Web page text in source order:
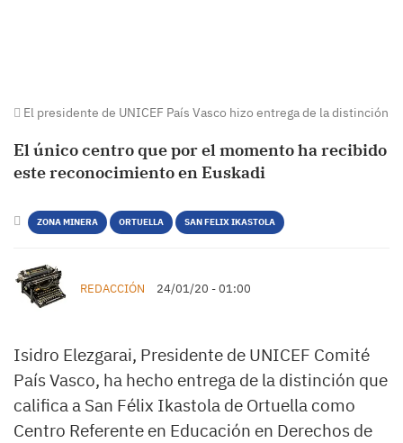
El presidente de UNICEF País Vasco hizo entrega de la distinción
El único centro que por el momento ha recibido
este reconocimiento en Euskadi
ZONA MINERA ORTUELLA SAN FELIX IKASTOLA
REDACCIÓN 24/01/20 - 01:00
Isidro Elezgarai, Presidente de UNICEF Comité
País Vasco, ha hecho entrega de la distinción que
califica a San Félix Ikastola de Ortuella como
Centro Referente en Educación en Derechos de